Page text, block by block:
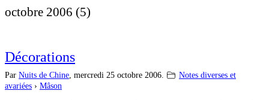
octobre 2006 (5)
Décorations
Par Nuits de Chine, mercredi 25 octobre 2006.
Notes diverses et
avariées › Mâson